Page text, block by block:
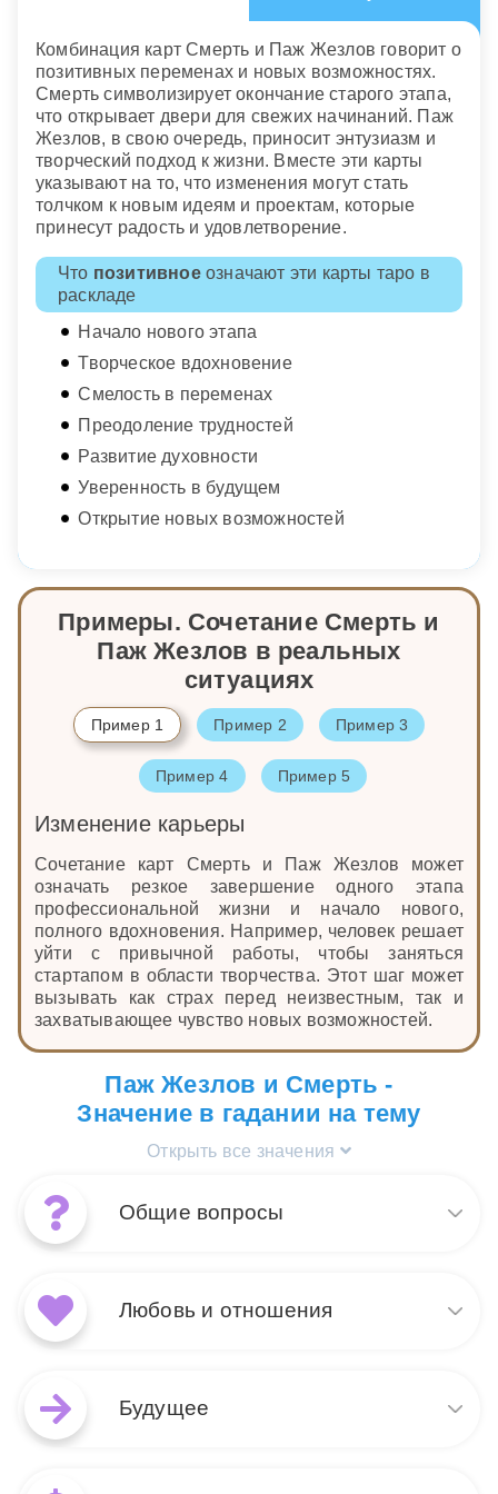
Комбинация карт Смерть и Паж Жезлов говорит о
позитивных переменах и новых возможностях.
Смерть символизирует окончание старого этапа,
что открывает двери для свежих начинаний. Паж
Жезлов, в свою очередь, приносит энтузиазм и
творческий подход к жизни. Вместе эти карты
указывают на то, что изменения могут стать
толчком к новым идеям и проектам, которые
принесут радость и удовлетворение.
Что позитивноеозначают эти карты таро в
раскладе
Начало нового этапа
Творческое вдохновение
Смелость в переменах
Преодоление трудностей
Развитие духовности
Уверенность в будущем
Открытие новых возможностей
Примеры. Сочетание Смерть и
Паж Жезлов в реальных
ситуациях
Пример 1 Пример 2 Пример 3
Пример 4 Пример 5
Изменение карьеры
Сочетание карт Смерть и Паж Жезлов может
означать резкое завершение одного этапа
профессиональной жизни и начало нового,
полного вдохновения. Например, человек решает
уйти с привычной работы, чтобы заняться
стартапом в области творчества. Этот шаг может
вызывать как страх перед неизвестным, так и
захватывающее чувство новых возможностей.
Паж Жезлов и Смерть -
Значение в гадании на тему
Открыть все значения
Общие вопросы
Жезлов символизирует конец
Смерть предвещает
Любовь и отношения
Будущее